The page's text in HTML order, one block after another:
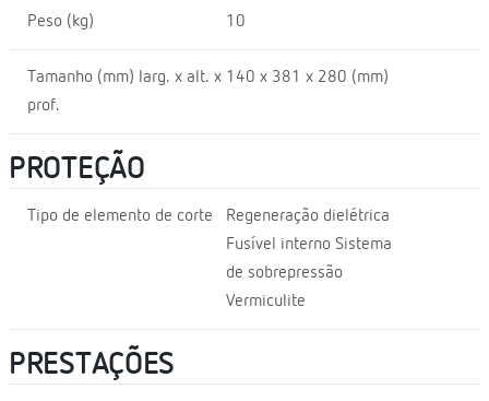
Peso (kg) 10
Tamanho (mm) larg. x alt. x
prof.
140 x 381 x 280 (mm)
PROTEÇÃO
Tipo de elemento de corte
Regeneração dielétrica
Fusível interno Sistema
de sobrepressão
Vermiculite
PRESTAÇÕES